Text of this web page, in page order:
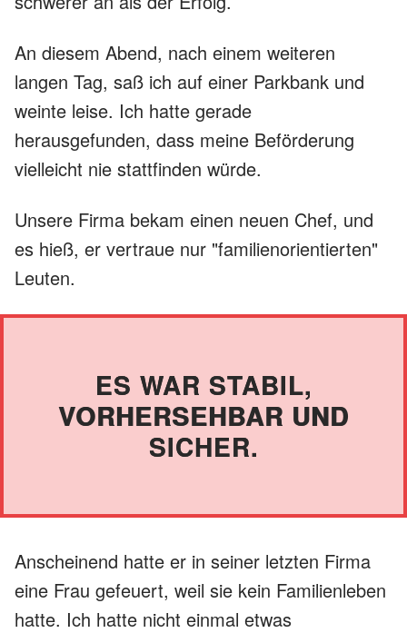
An diesem Abend, nach einem weiteren
langen Tag, saß ich auf einer Parkbank und
weinte leise. Ich hatte gerade
herausgefunden, dass meine Beförderung
vielleicht nie stattfinden würde.
Unsere Firma bekam einen neuen Chef, und
es hieß, er vertraue nur "familienorientierten"
Leuten.
ES WAR STABIL,
VORHERSEHBAR UND
SICHER.
Anscheinend hatte er in seiner letzten Firma
eine Frau gefeuert, weil sie kein Familienleben
hatte. Ich hatte nicht einmal etwas